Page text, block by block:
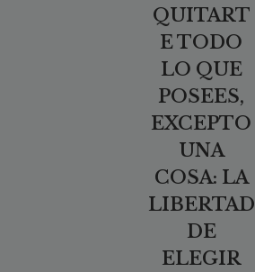
QUITART
E TODO
LO QUE
POSEES,
EXCEPTO
UNA
COSA: LA
LIBERTAD
DE
ELEGIR